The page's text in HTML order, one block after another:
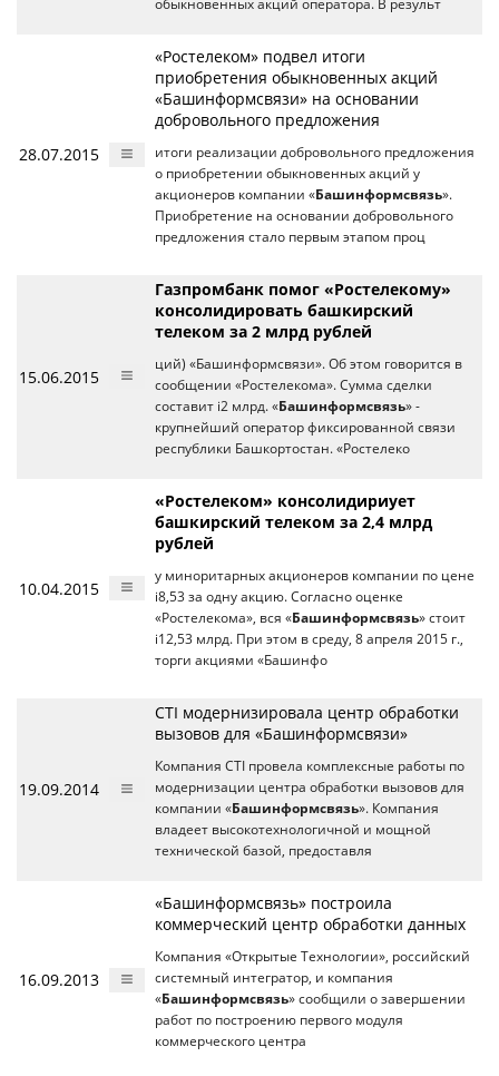
обыкновенных акций оператора. В результ
28.07.2015
«Ростелеком» подвел итоги
приобретения обыкновенных акций
«Башинформсвязи» на основании
добровольного предложения
итоги реализации добровольного предложения
о приобретении обыкновенных акций у
акционеров компании «Башинформсвязь».
Приобретение на основании добровольного
предложения стало первым этапом проц
15.06.2015
Газпромбанк помог «Ростелекому»
консолидировать башкирский
телеком за 2 млрд рублей
ций) «Башинформсвязи». Об этом говорится в
сообщении «Ростелекома». Сумма сделки
составит i2 млрд. «Башинформсвязь» -
крупнейший оператор фиксированной связи
республики Башкортостан. «Ростелеко
10.04.2015
«Ростелеком» консолидириует
башкирский телеком за 2,4 млрд
рублей
у миноритарных акционеров компании по цене
i8,53 за одну акцию. Согласно оценке
«Ростелекома», вся «Башинформсвязь» стоит
i12,53 млрд. При этом в среду, 8 апреля 2015 г.,
торги акциями «Башинфо
19.09.2014
CTI модернизировала центр обработки
вызовов для «Башинформсвязи»
Компания CTI провела комплексные работы по
модернизации центра обработки вызовов для
компании «Башинформсвязь». Компания
владеет высокотехнологичной и мощной
технической базой, предоставля
16.09.2013
«Башинформсвязь» построила
коммерческий центр обработки данных
Компания «Открытые Технологии», российский
системный интегратор, и компания
«Башинформсвязь» сообщили о завершении
работ по построению первого модуля
коммерческого центра